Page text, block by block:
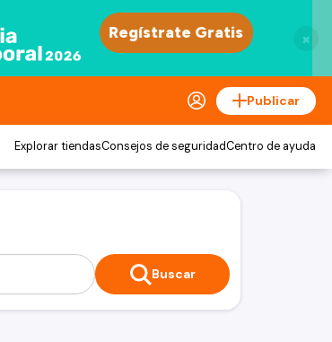
×
Publicar
Explorar tiendasConsejos de seguridadCentro de ayuda
Buscar